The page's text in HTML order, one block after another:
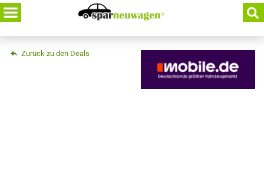
Skip
to
content
Zurück zu den Deals